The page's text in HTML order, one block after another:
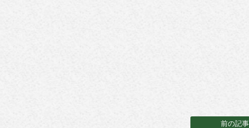
前の記